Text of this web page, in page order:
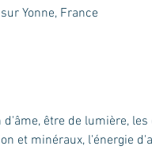
Yonne, France
être de lumière,
et minéraux, l'énergie